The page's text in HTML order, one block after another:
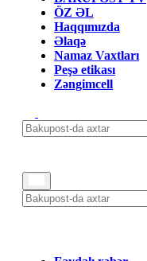
ÖZ ƏL
Haqqımızda
Əlaqə
Namaz Vaxtları
Peşə etikası
Zəngimcell